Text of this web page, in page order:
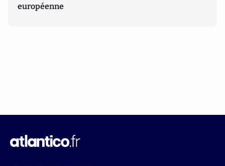
européenne